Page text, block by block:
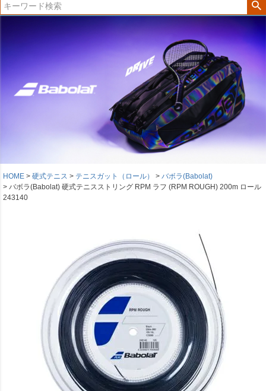
HOME 硬式テニス テニスガット（ロール）
バボラ(Babolat)
バボラ(Babolat) 硬式テニスストリング RPM ラフ (RPM ROUGH) 200m ロール
243140